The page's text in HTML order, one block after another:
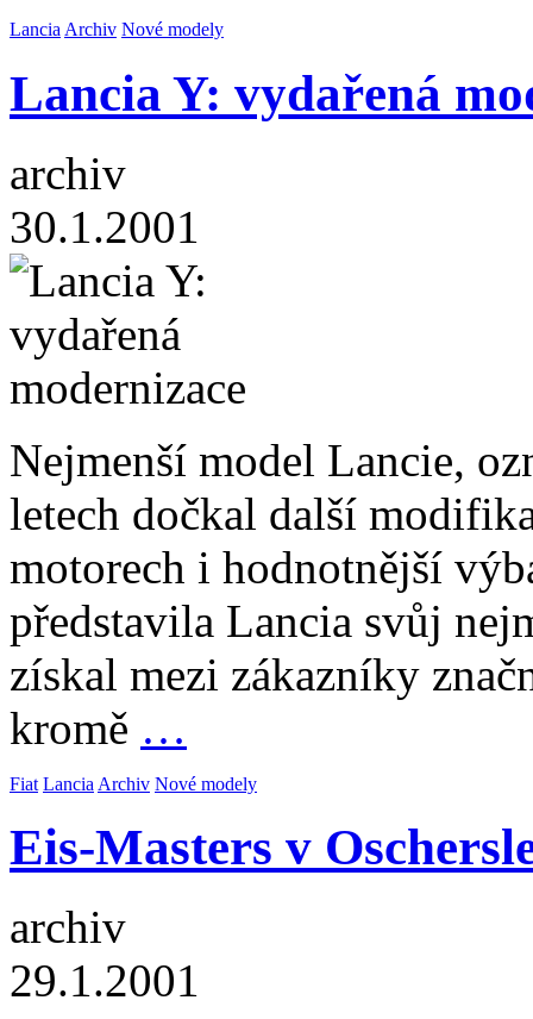
Lancia Archiv Nové modely
Lancia Y: vydařená
archiv
30.1.2001
Nejmenší model Lancie,
letech dočkal další
motorech i hodnotnější
představila Lancia svůj
získal mezi zákazníky
kromě …
Fiat Lancia Archiv Nové modely
Eis-Masters v
archiv
29.1.2001